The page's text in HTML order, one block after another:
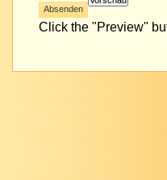
Click the "Preview"